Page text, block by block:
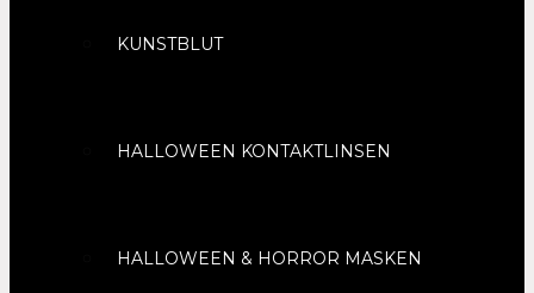
KUNSTBLUT
HALLOWEEN KONTAKTLINSEN
HALLOWEEN & HORROR MASKEN